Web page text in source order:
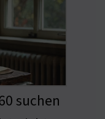
suchen